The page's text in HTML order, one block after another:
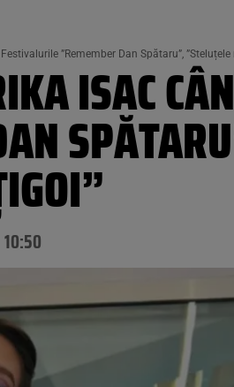
”Remember Dan Spătaru”,
ISAC